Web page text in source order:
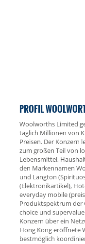
PROFIL
Woolworths Limited
täglich Millionen von
Preisen. Der Konzern
zum großen Teil von
Lebensmittel,
den Markennamen
und Langton
(Elektronikartikel),
everyday mobile
Produktspektrum der
choice und
Konzern über ein
Hong Kong eröffnete
bestmöglich